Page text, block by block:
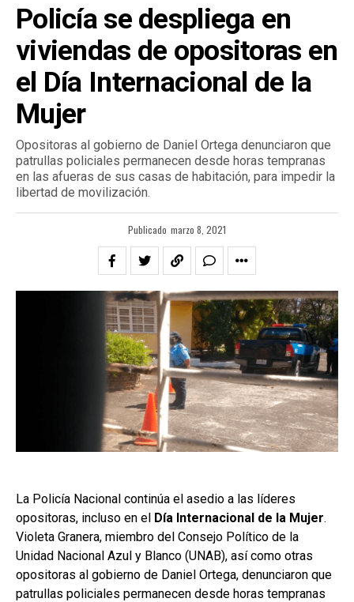
Policía se despliega en
viviendas de opositoras en
el Día Internacional de la
Mujer
Opositoras al gobierno de Daniel Ortega denunciaron que
patrullas policiales permanecen desde horas tempranas
en las afueras de sus casas de habitación, para impedir la
libertad de movilización.
Publicado marzo 8, 2021
La Policía Nacional continúa el asedio a las líderes
opositoras, incluso en el Día Internacional de la Mujer.
Violeta Granera, miembro del Consejo Político de la
Unidad Nacional Azul y Blanco (UNAB), así como otras
opositoras al gobierno de Daniel Ortega, denunciaron que
patrullas policiales permanecen desde horas tempranas